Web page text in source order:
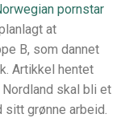
pornstar
at
B, som dannet
Artikkel hentet
skal bli et
grønne arbeid.